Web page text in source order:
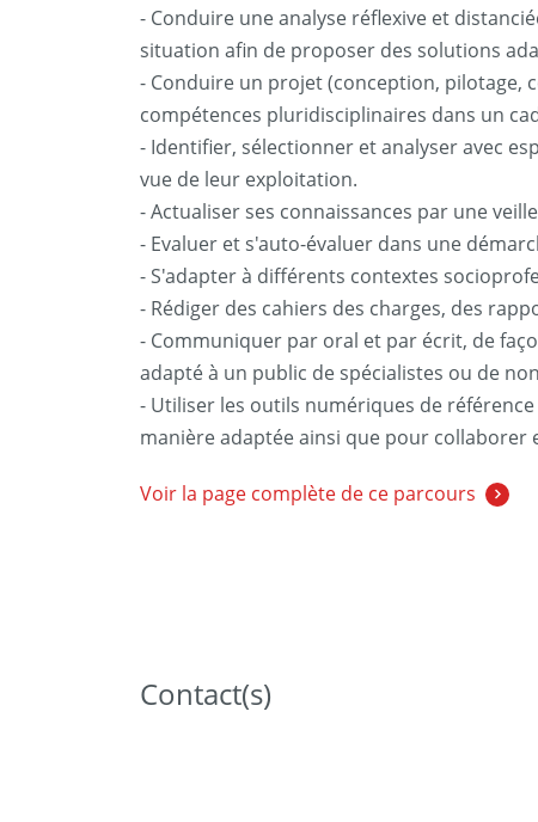
- Conduire une analyse réflexive et
situation afin de proposer des solutions
- Conduire un projet (conception, pilotage,
compétences pluridisciplinaires dans un
- Identifier, sélectionner et analyser avec
vue de leur exploitation.
- Actualiser ses connaissances par une
- Evaluer et s'auto-évaluer dans une
- S'adapter à différents contextes
- Rédiger des cahiers des charges, des
- Communiquer par oral et par écrit, de
adapté à un public de spécialistes ou de
- Utiliser les outils numériques de
manière adaptée ainsi que pour collaborer
Voir la page complète de ce parcours
Contact(s)